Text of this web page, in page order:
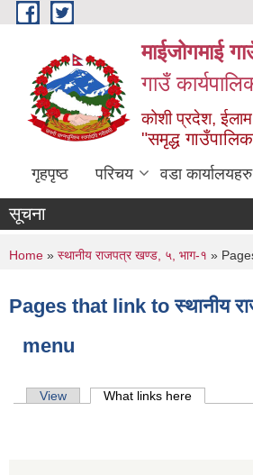
Skip to main content
माईजोगमाई
गाउँ
कोशी प्रदेश,
"समृद्ध
गृहपृष्ठ परिचय वडा कार्यालयहरु
सूचना
You are here
Home » स्थानीय राजपत्र खण्ड, ५, भाग-१ »
Pages that link to स्थानीय
menu
Primary tabs
View What links here